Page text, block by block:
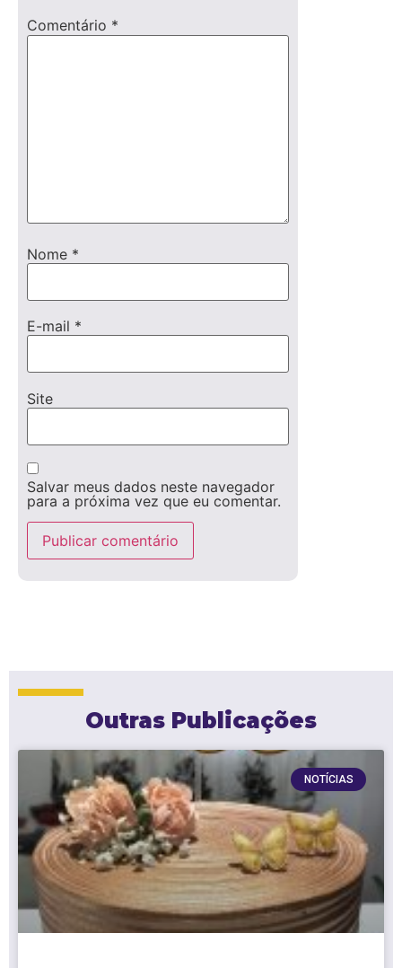
Comentário *
Nome *
E-mail *
Site
Salvar meus dados neste navegador
para a próxima vez que eu comentar.
Outras Publicações
NOTÍCIAS